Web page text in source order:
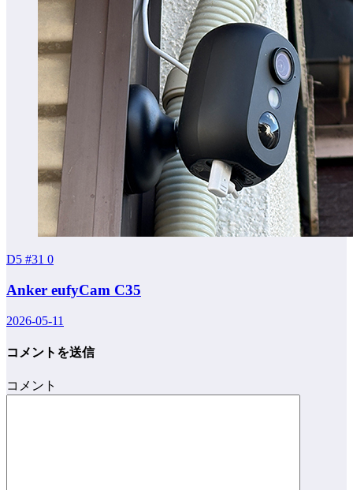
D5 #31 0
Anker eufyCam C35
2026-05-11
コメントを送信
コメント